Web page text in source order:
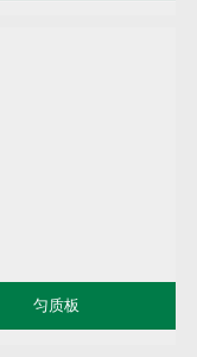
匀质板